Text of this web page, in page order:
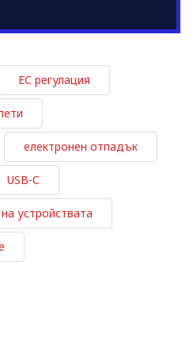
ЕС регулация
електронен отпадък
USB-C
устройствата